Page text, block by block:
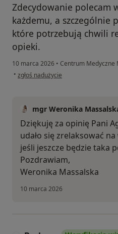
Zdecydowanie polecam
każdemu, a szczególnie
które potrzebują chwili
opieki.
10 marca 2026 • Centrum Medyczne
• w opinii użytkownika Agnieszka
zgłoś nadużycie
mgr Weronika
Dziękuję za opinię Pani
udało się zrelaksować
jeśli jeszcze będzie taka
Pozdrawiam,
Weronika Massalska
10 marca 2026